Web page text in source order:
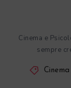
Cinema e
sempre